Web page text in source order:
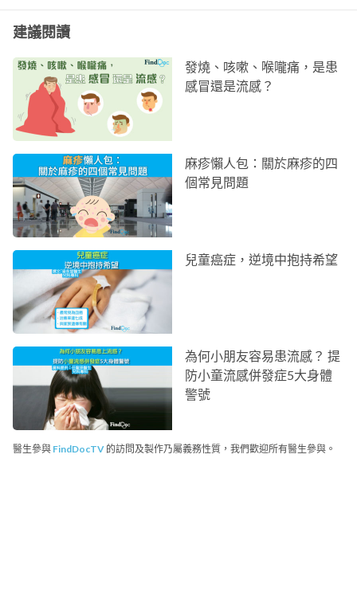
建議閱讀
發燒、咳嗽、喉嚨痛，是患
感冒還是流感？
麻疹懶人包：關於麻疹的四
個常見問題
兒童癌症，逆境中抱持希望
為何小朋友容易患流感？ 提
防小童流感併發症5大身體
警號
醫生參與 FindDocTV 的訪問及製作乃屬義務性質，我們歡迎所有醫生參與。